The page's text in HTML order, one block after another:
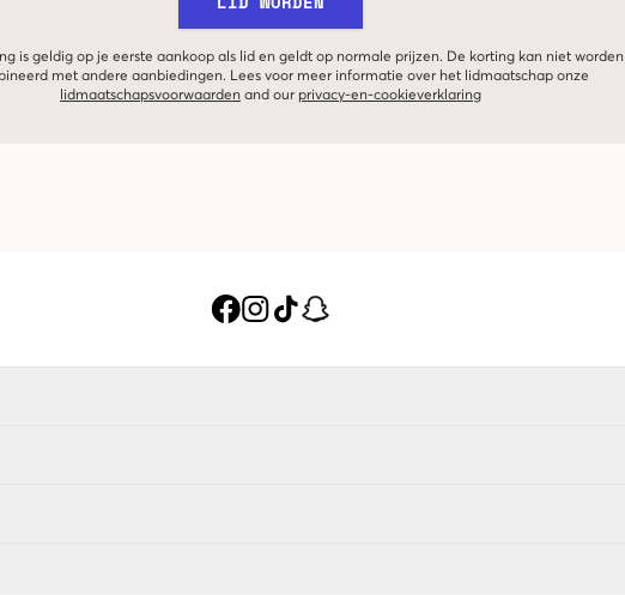
is geldig op je eerste aankoop als lid en geldt op normale prijzen. De korting kan niet worden
met andere aanbiedingen. Lees voor meer informatie over het lidmaatschap onze
lidmaatschapsvoorwaarden and our privacy-en-cookieverklaring